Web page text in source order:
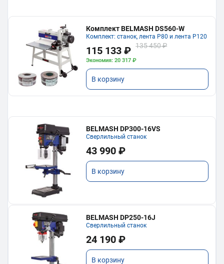
Комплект BELMASH DS560-W
Комплект: станок, лента P80 и лента P120
115 133 ₽ 135 450 ₽
Экономия: 20 317 ₽
В корзину
BELMASH DP300-16VS
Сверлильный станок
43 990 ₽
В корзину
BELMASH DP250-16J
Сверлильный станок
24 190 ₽
В корзину